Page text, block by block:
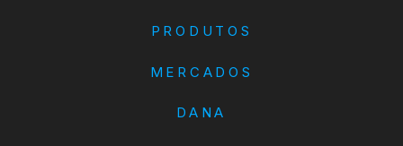
PRODUTOS
MERCADOS
DANA